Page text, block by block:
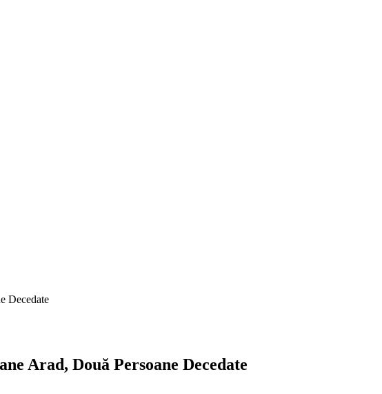
Decedate
Arad, Două Persoane Decedate